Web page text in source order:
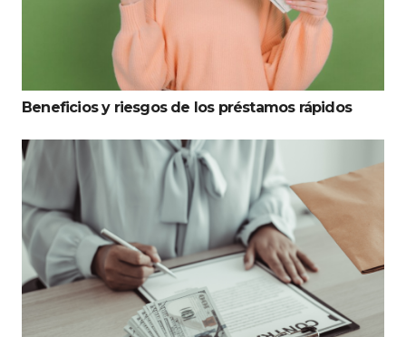
Beneficios y riesgos de los préstamos rápidos